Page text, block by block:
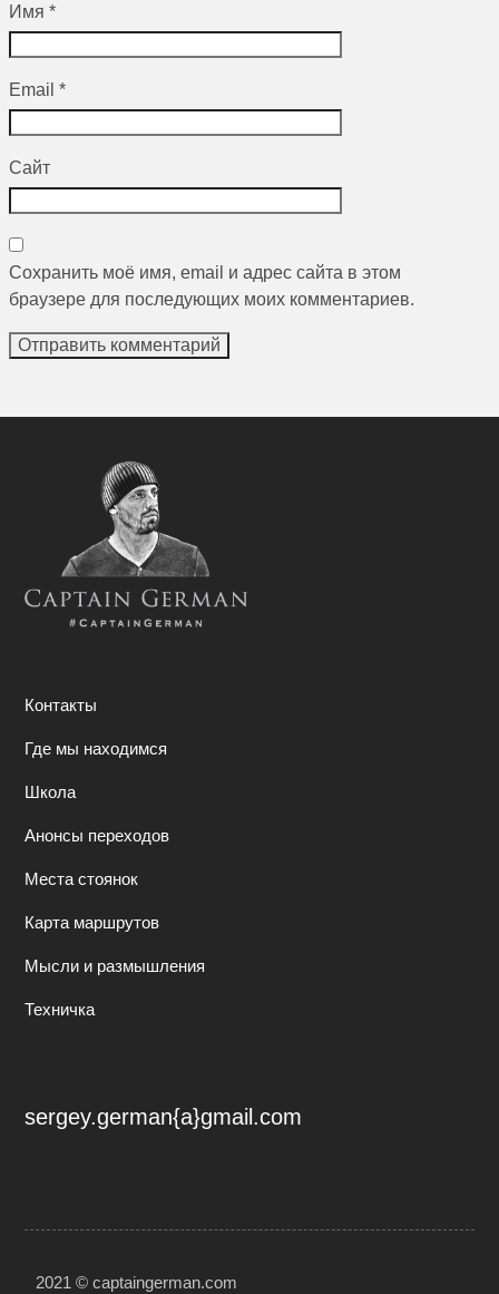
Имя*
Email*
Сайт
Сохранить моё имя, email и адрес сайта в этом
браузере для последующих моих комментариев.
Контакты
Где мы находимся
Школа
Анонсы переходов
Места стоянок
Карта маршрутов
Мысли и размышления
Техничка
sergey.german{a}gmail.com
2021 © captaingerman.com